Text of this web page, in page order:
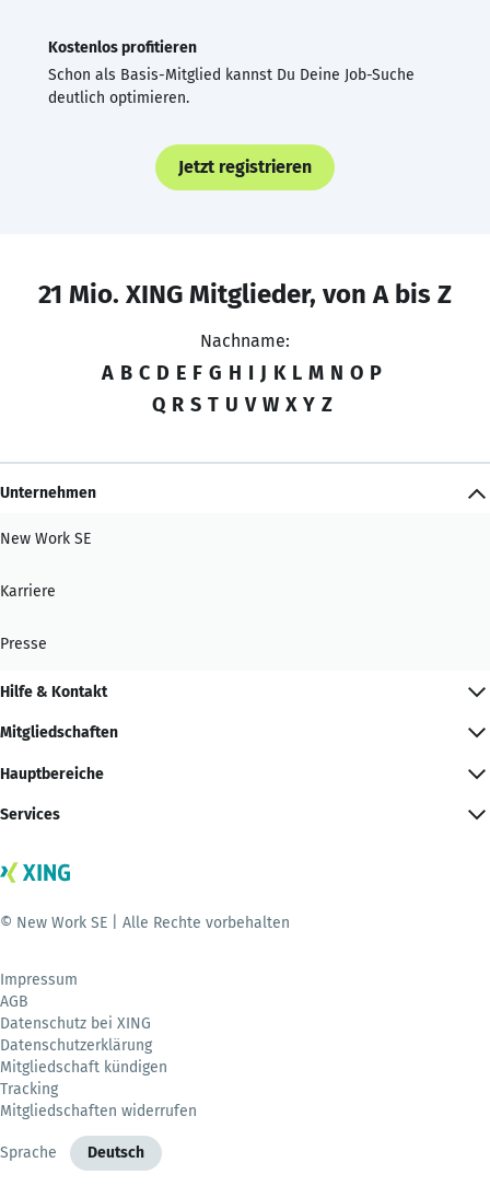
Kostenlos profitieren
Schon als Basis-Mitglied kannst Du Deine Job-Suche
deutlich optimieren.
Jetzt registrieren
21 Mio. XING Mitglieder, von A bis Z
Nachname:
A B C D E F G H I J K L M N O P
Q R S T U V W X Y Z
Unternehmen
New Work SE
Karriere
Presse
Hilfe & Kontakt
Mitgliedschaften
Hauptbereiche
Services
© New Work SE | Alle Rechte vorbehalten
Impressum
AGB
Datenschutz bei XING
Datenschutzerklärung
Mitgliedschaft kündigen
Tracking
Mitgliedschaften widerrufen
Sprache Deutsch